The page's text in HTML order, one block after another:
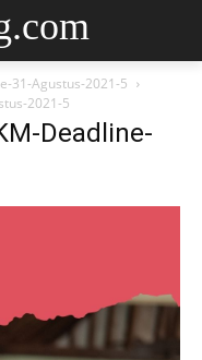
31-Agustus-2021-5
2021-5
Deadline-